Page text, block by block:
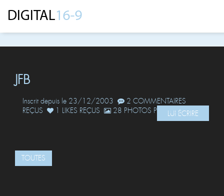
JFB
Inscrit depuis le 23/12/2003
2 COMMENTAIRES
REÇUS
1 LIKES REÇUS 28 PHOTOS POSTÉESLUI ÉCRIRE
TOUTES